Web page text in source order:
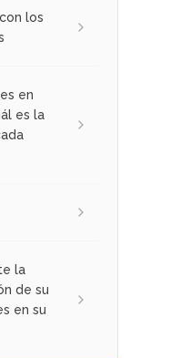
los
en
es la
la
de su
en su